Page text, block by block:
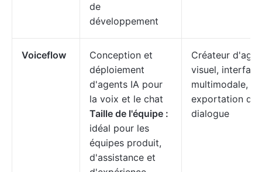
de
développement
Voiceflow
Conception et
déploiement
d'agents IA pour
la voix et le chat
Taille de l'équipe :
idéal pour les
équipes produit,
d'assistance et
Créateur
visuel, interface
multimodale,
exportation
dialogue